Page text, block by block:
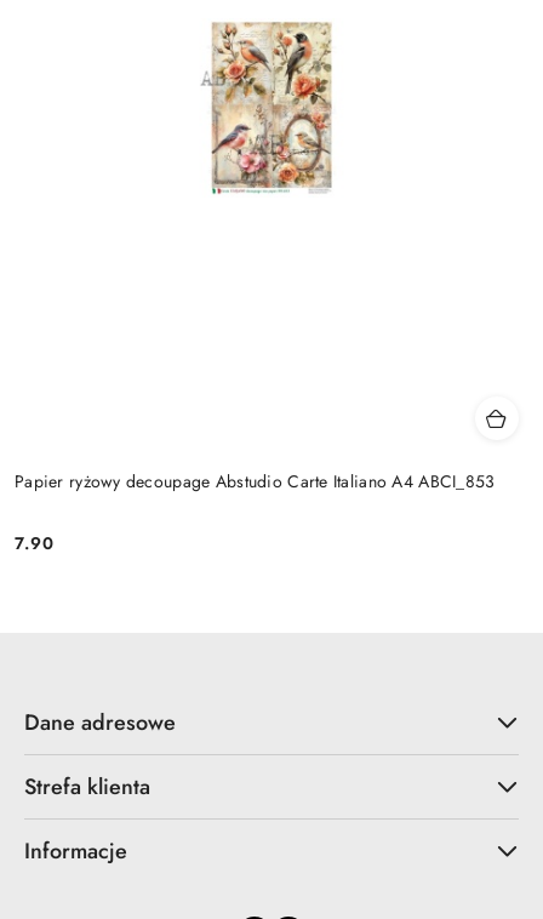
Papier ryżowy decoupage Abstudio Carte Italiano A4 ABCI_853
Cena:
7.90
Dane adresowe
Strefa klienta
Informacje